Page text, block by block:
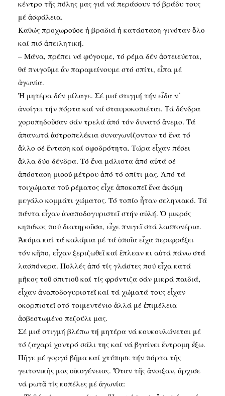
κέντρο τῆς πόλης μας γιά νά περάσουν τό βράδυ τους
μέ ἀσφάλεια.
Καθώς προχωροῦσε ἡ βραδιά ἡ κατάσταση γινόταν ὅλο
καί πιό ἀπειλητική.
– Μάνα, πρέπει νά φύγουμε, τό ρέμα δέν ἀστειεύεται,
θά πνιγοῦμε ἄν παραμείνουμε στό σπίτι, εἶπα μέ
ἀγωνία.
Ἡ μητέρα δέν μίλαγε. Σέ μιά στιγμή τήν εἶδα ν᾽
ἀνοίγει τήν πόρτα καί νά σταυροκοπιέται. Τά δένδρα
χοροπηδοῦσαν σάν τρελά ἀπό τόν δυνατό ἄνεμο. Τά
ἀπανωτά ἀστροπελέκια συναγωνίζονταν τό ἕνα τό
ἄλλο σέ ἔνταση καί σφοδρότητα. Τώρα εἶχαν πέσει
ἄλλα δύο δένδρα. Τό ἕνα μάλιστα ἀπό αὐτά σέ
ἀπόσταση μισοῦ μέτρου ἀπό τό σπίτι μας. Ἀπό τά
τοιχώματα τοῦ ρέματος εἶχε ἀποκοπεῖ ἕνα ἀκόμη
μεγάλο κομμάτι χώματος. Τό τοπίο ἦταν σεληνιακό. Τά
πάντα εἶχαν ἀναποδογυριστεῖ στήν αὐλή. Ὁ μικρός
κηπάκος πού διατηροῦσα, εἶχε πνιγεῖ στά λασπονέρια.
Ἀκόμα καί τά καλάμια μέ τά ὁποῖα εἶχα περιφράξει
τόν κῆπο, εἶχαν ξεριζωθεῖ καί ἔπλεαν κι αὐτά πάνω στά
λασπόνερα. Πολλές ἀπό τίς γλάστες πού εἶχα κατά
μῆκος τοῦ σπιτιοῦ καί τίς φρόντιζα σάν μικρά παιδιά,
εἶχαν ἀναποδογυριστεῖ καί τά χώματά τους εἶχαν
σκορπιστεῖ στό τσιμεντένιο ἀλλά μέ ἐπιμέλεια
ἀσβεστωμένο πεζούλι μας.
Σέ μιά στιγμή βλέπω τή μητέρα νά κουκουλώνεται μέ
τό ζαχαρί χοντρό σάλι της καί νά βγαίνει ἔντρομη ἔξω.
Πῆγε μέ γοργό βῆμα καί χτύπησε τήν πόρτα τῆς
γειτονικῆς μας οἰκογένειας. Ὅταν τῆς ἄνοιξαν, ἄρχισε
νά ρωτᾶ τίς κοπέλες μέ ἀγωνία: